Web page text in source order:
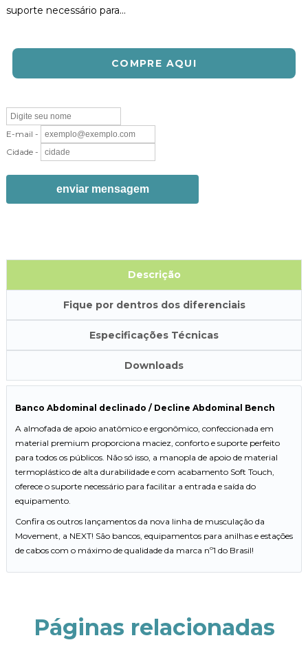
suporte necessário para...
COMPRE AQUI
E-mail -
Cidade -
enviar mensagem
Descrição
Fique por dentros dos diferenciais
Especificações Técnicas
Downloads
Banco Abdominal declinado / Decline Abdominal Bench
A almofada de apoio anatômico e ergonômico, confeccionada em
material premium proporciona maciez, conforto e suporte perfeito
para todos os públicos. Não só isso, a manopla de apoio de material
termoplástico de alta durabilidade e com acabamento Soft Touch,
oferece o suporte necessário para facilitar a entrada e saída do
equipamento.
Confira os outros lançamentos da nova linha de musculação da
Movement, a NEXT! São bancos, equipamentos para anilhas e estações
de cabos com o máximo de qualidade da marca nº1 do Brasil!
Páginas relacionadas